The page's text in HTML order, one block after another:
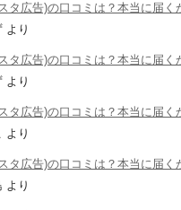
タ広告)の口コミは？本当に届く
より
タ広告)の口コミは？本当に届く
より
タ広告)の口コミは？本当に届く
より
タ広告)の口コミは？本当に届く
より